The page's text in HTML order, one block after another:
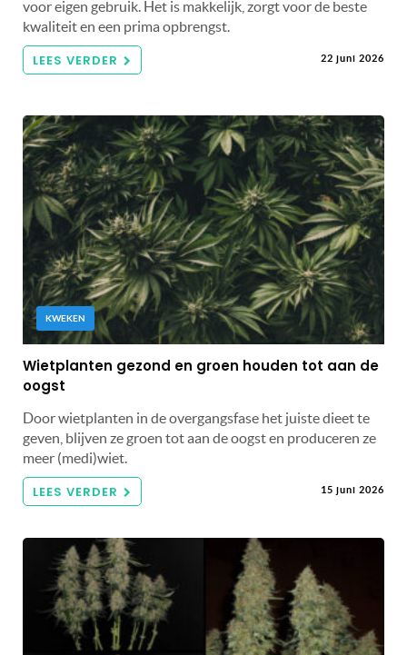
voor eigen gebruik. Het is makkelijk, zorgt voor de beste
kwaliteit en een prima opbrengst.
LEES VERDER 22 juni 2026
KWEKEN
Wietplanten gezond en groen houden tot aan de
oogst
Door wietplanten in de overgangsfase het juiste dieet te
geven, blijven ze groen tot aan de oogst en produceren ze
meer (medi)wiet.
LEES VERDER 15 juni 2026